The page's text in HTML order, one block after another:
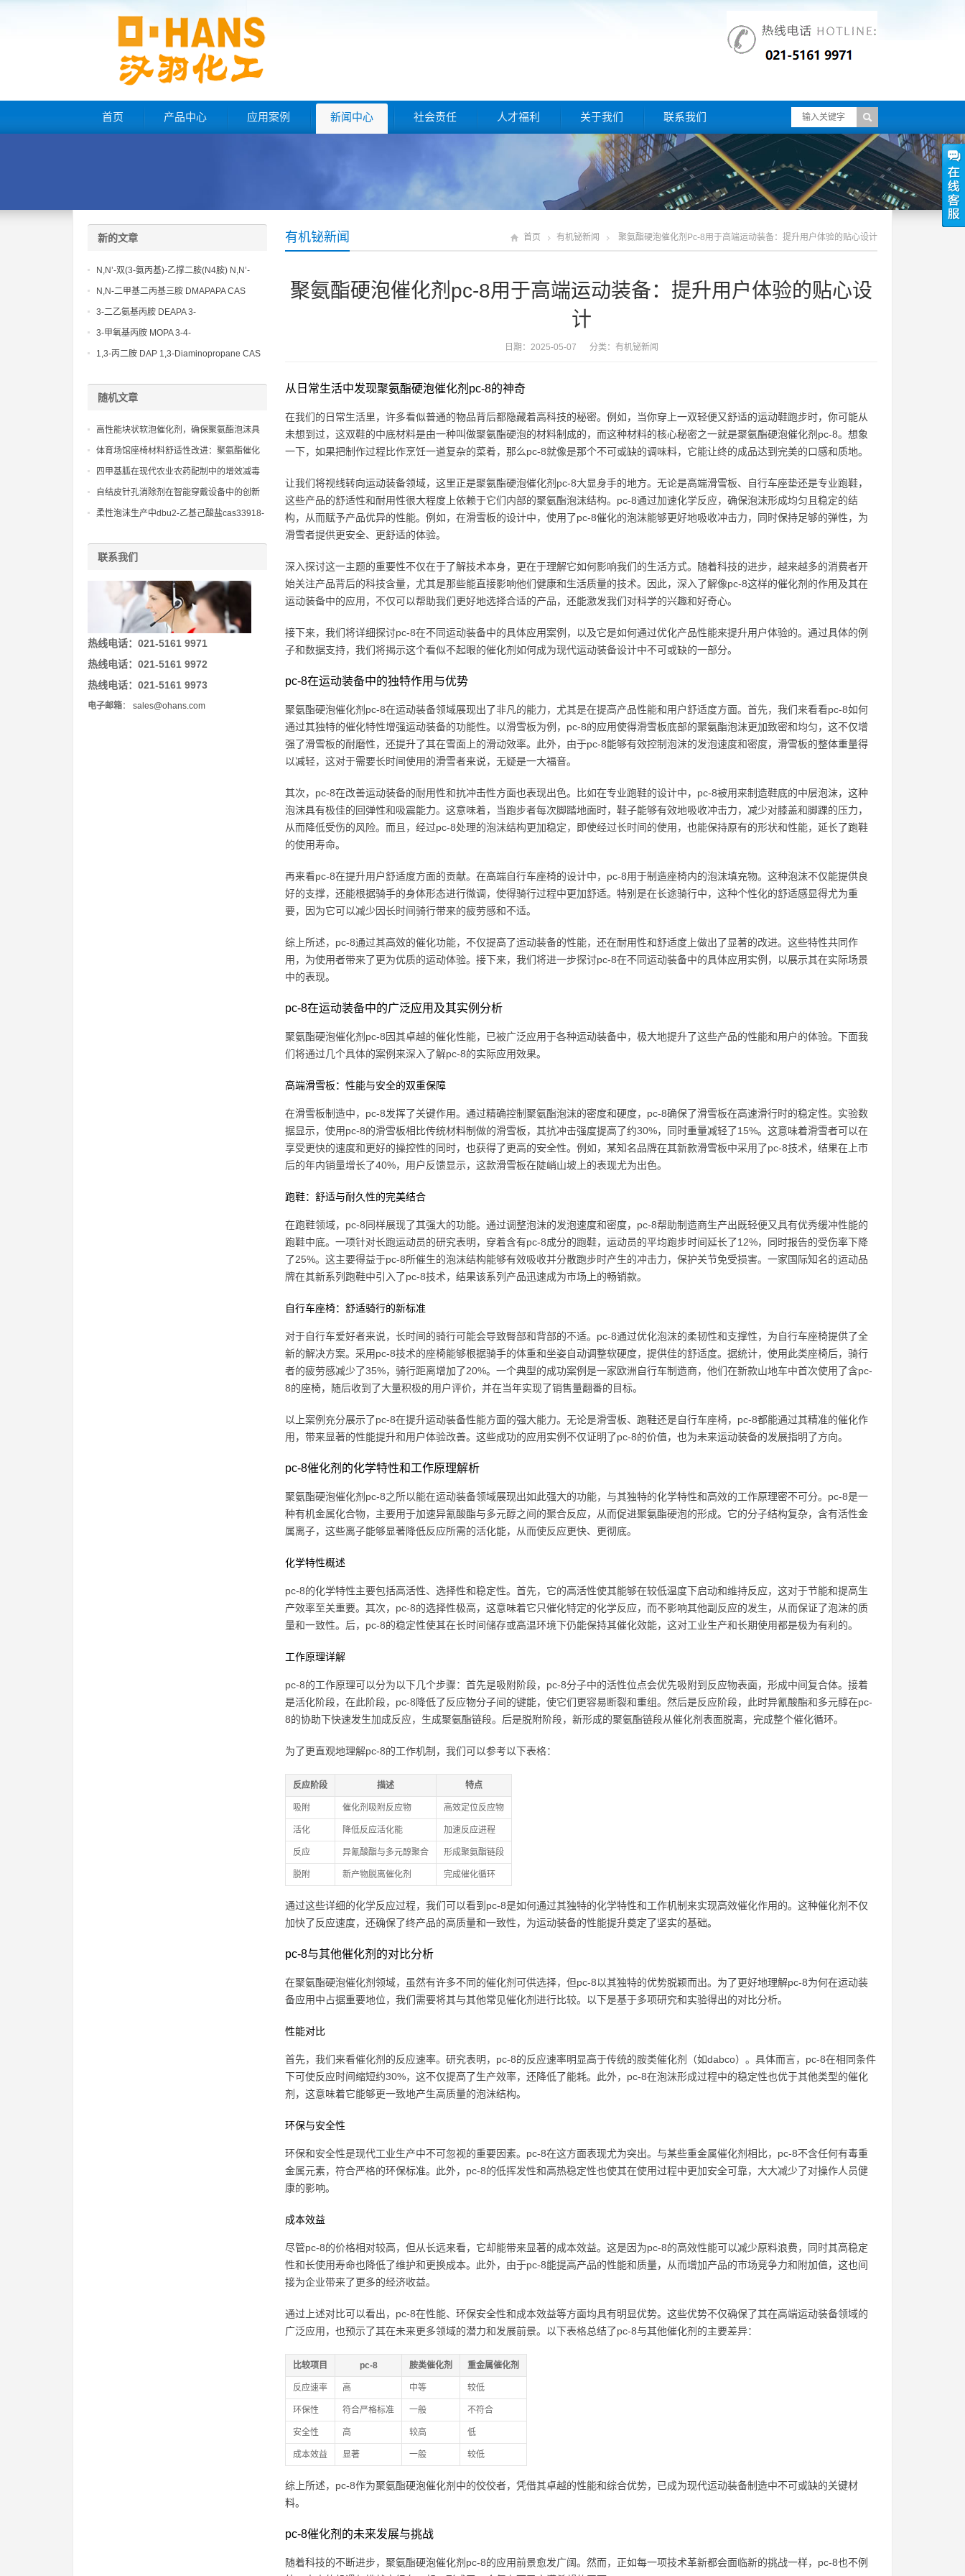
首页 产品中心 应用案例 新闻中心 社会责任 人才福利 关于我们 联系我们
有机铋新闻 首页 有机铋新闻 聚氨酯硬泡催化剂pc-8用于高端运动装备：提升用户体验的贴心设计
聚氨酯硬泡催化剂pc-8用于高端运动装备：提升用户体验的贴心设
计
日期：2025-05-07 分类： 有机铋新闻
从日常生活中发现聚氨酯硬泡催化剂pc-8的神奇
在我们的日常生活里，许多看似普通的物品背后都隐藏着高科技的秘密。例如，当你穿上一双轻便又舒适的运动鞋跑步时，你可能从
未想到过，这双鞋的中底材料是由一种叫做聚氨酯硬泡的材料制成的，而这种材料的核心秘密之一就是聚氨酯硬泡催化剂pc-8。想象
一下，如果把制作过程比作烹饪一道复杂的菜肴，那么pc-8就像是那个不可或缺的调味料，它能让终的成品达到完美的口感和质地。
让我们将视线转向运动装备领域，这里正是聚氨酯硬泡催化剂pc-8大显身手的地方。无论是高端滑雪板、自行车座垫还是专业跑鞋，
这些产品的舒适性和耐用性很大程度上依赖于它们内部的聚氨酯泡沫结构。pc-8通过加速化学反应，确保泡沫形成均匀且稳定的结
构，从而赋予产品优异的性能。例如，在滑雪板的设计中，使用了pc-8催化的泡沫能够更好地吸收冲击力，同时保持足够的弹性，为
滑雪者提供更安全、更舒适的体验。
深入探讨这一主题的重要性不仅在于了解技术本身，更在于理解它如何影响我们的生活方式。随着科技的进步，越来越多的消费者开
始关注产品背后的科技含量，尤其是那些能直接影响他们健康和生活质量的技术。因此，深入了解像pc-8这样的催化剂的作用及其在
运动装备中的应用，不仅可以帮助我们更好地选择合适的产品，还能激发我们对科学的兴趣和好奇心。
接下来，我们将详细探讨pc-8在不同运动装备中的具体应用案例，以及它是如何通过优化产品性能来提升用户体验的。通过具体的例
子和数据支持，我们将揭示这个看似不起眼的催化剂如何成为现代运动装备设计中不可或缺的一部分。
pc-8在运动装备中的独特作用与优势
聚氨酯硬泡催化剂pc-8在运动装备领域展现出了非凡的能力，尤其是在提高产品性能和用户舒适度方面。首先，我们来看看pc-8如何
通过其独特的催化特性增强运动装备的功能性。以滑雪板为例，pc-8的应用使得滑雪板底部的聚氨酯泡沫更加致密和均匀，这不仅增
强了滑雪板的耐磨性，还提升了其在雪面上的滑动效率。此外，由于pc-8能够有效控制泡沫的发泡速度和密度，滑雪板的整体重量得
以减轻，这对于需要长时间使用的滑雪者来说，无疑是一大福音。
其次，pc-8在改善运动装备的耐用性和抗冲击性方面也表现出色。比如在专业跑鞋的设计中，pc-8被用来制造鞋底的中层泡沫，这种
泡沫具有极佳的回弹性和吸震能力。这意味着，当跑步者每次脚踏地面时，鞋子能够有效地吸收冲击力，减少对膝盖和脚踝的压力，
从而降低受伤的风险。而且，经过pc-8处理的泡沫结构更加稳定，即使经过长时间的使用，也能保持原有的形状和性能，延长了跑鞋
的使用寿命。
再来看pc-8在提升用户舒适度方面的贡献。在高端自行车座椅的设计中，pc-8用于制造座椅内的泡沫填充物。这种泡沫不仅能提供良
好的支撑，还能根据骑手的身体形态进行微调，使得骑行过程中更加舒适。特别是在长途骑行中，这种个性化的舒适感显得尤为重
要，因为它可以减少因长时间骑行带来的疲劳感和不适。
综上所述，pc-8通过其高效的催化功能，不仅提高了运动装备的性能，还在耐用性和舒适度上做出了显著的改进。这些特性共同作
用，为使用者带来了更为优质的运动体验。接下来，我们将进一步探讨pc-8在不同运动装备中的具体应用实例，以展示其在实际场景
中的表现。
pc-8在运动装备中的广泛应用及其实例分析
聚氨酯硬泡催化剂pc-8因其卓越的催化性能，已被广泛应用于各种运动装备中，极大地提升了这些产品的性能和用户的体验。下面我
们将通过几个具体的案例来深入了解pc-8的实际应用效果。
高端滑雪板：性能与安全的双重保障
在滑雪板制造中，pc-8发挥了关键作用。通过精确控制聚氨酯泡沫的密度和硬度，pc-8确保了滑雪板在高速滑行时的稳定性。实验数
据显示，使用pc-8的滑雪板相比传统材料制做的滑雪板，其抗冲击强度提高了约30%，同时重量减轻了15%。这意味着滑雪者可以在
享受更快的速度和更好的操控性的同时，也获得了更高的安全性。例如，某知名品牌在其新款滑雪板中采用了pc-8技术，结果在上市
后的年内销量增长了40%，用户反馈显示，这款滑雪板在陡峭山坡上的表现尤为出色。
跑鞋：舒适与耐久性的完美结合
在跑鞋领域，pc-8同样展现了其强大的功能。通过调整泡沫的发泡速度和密度，pc-8帮助制造商生产出既轻便又具有优秀缓冲性能的
跑鞋中底。一项针对长跑运动员的研究表明，穿着含有pc-8成分的跑鞋，运动员的平均跑步时间延长了12%，同时报告的受伤率下降
了25%。这主要得益于pc-8所催生的泡沫结构能够有效吸收并分散跑步时产生的冲击力，保护关节免受损害。一家国际知名的运动品
牌在其新系列跑鞋中引入了pc-8技术，结果该系列产品迅速成为市场上的畅销款。
自行车座椅：舒适骑行的新标准
对于自行车爱好者来说，长时间的骑行可能会导致臀部和背部的不适。pc-8通过优化泡沫的柔韧性和支撑性，为自行车座椅提供了全
新的解决方案。采用pc-8技术的座椅能够根据骑手的体重和坐姿自动调整软硬度，提供佳的舒适度。据统计，使用此类座椅后，骑行
者的疲劳感减少了35%，骑行距离增加了20%。一个典型的成功案例是一家欧洲自行车制造商，他们在新款山地车中首次使用了含pc-
8的座椅，随后收到了大量积极的用户评价，并在当年实现了销售量翻番的目标。
以上案例充分展示了pc-8在提升运动装备性能方面的强大能力。无论是滑雪板、跑鞋还是自行车座椅，pc-8都能通过其精准的催化作
用，带来显著的性能提升和用户体验改善。这些成功的应用实例不仅证明了pc-8的价值，也为未来运动装备的发展指明了方向。
pc-8催化剂的化学特性和工作原理解析
聚氨酯硬泡催化剂pc-8之所以能在运动装备领域展现出如此强大的功能，与其独特的化学特性和高效的工作原理密不可分。pc-8是一
种有机金属化合物，主要用于加速异氰酸酯与多元醇之间的聚合反应，从而促进聚氨酯硬泡的形成。它的分子结构复杂，含有活性金
属离子，这些离子能够显著降低反应所需的活化能，从而使反应更快、更彻底。
化学特性概述
pc-8的化学特性主要包括高活性、选择性和稳定性。首先，它的高活性使其能够在较低温度下启动和维持反应，这对于节能和提高生
产效率至关重要。其次，pc-8的选择性极高，这意味着它只催化特定的化学反应，而不影响其他副反应的发生，从而保证了泡沫的质
量和一致性。后，pc-8的稳定性使其在长时间储存或高温环境下仍能保持其催化效能，这对工业生产和长期使用都是极为有利的。
工作原理详解
pc-8的工作原理可以分为以下几个步骤：首先是吸附阶段，pc-8分子中的活性位点会优先吸附到反应物表面，形成中间复合体。接着
是活化阶段，在此阶段，pc-8降低了反应物分子间的键能，使它们更容易断裂和重组。然后是反应阶段，此时异氰酸酯和多元醇在pc-
8的协助下快速发生加成反应，生成聚氨酯链段。后是脱附阶段，新形成的聚氨酯链段从催化剂表面脱离，完成整个催化循环。
为了更直观地理解pc-8的工作机制，我们可以参考以下表格：
反应阶段 描述 特点
吸附 催化剂吸附反应物 高效定位反应物
活化 降低反应活化能 加速反应进程
反应 异氰酸酯与多元醇聚合 形成聚氨酯链段
脱附 新产物脱离催化剂 完成催化循环
通过这些详细的化学反应过程，我们可以看到pc-8是如何通过其独特的化学特性和工作机制来实现高效催化作用的。这种催化剂不仅
加快了反应速度，还确保了终产品的高质量和一致性，为运动装备的性能提升奠定了坚实的基础。
pc-8与其他催化剂的对比分析
在聚氨酯硬泡催化剂领域，虽然有许多不同的催化剂可供选择，但pc-8以其独特的优势脱颖而出。为了更好地理解pc-8为何在运动装
备应用中占据重要地位，我们需要将其与其他常见催化剂进行比较。以下是基于多项研究和实验得出的对比分析。
性能对比
首先，我们来看催化剂的反应速率。研究表明，pc-8的反应速率明显高于传统的胺类催化剂（如dabco）。具体而言，pc-8在相同条件
下可使反应时间缩短约30%，这不仅提高了生产效率，还降低了能耗。此外，pc-8在泡沫形成过程中的稳定性也优于其他类型的催化
剂，这意味着它能够更一致地产生高质量的泡沫结构。
环保与安全性
环保和安全性是现代工业生产中不可忽视的重要因素。pc-8在这方面表现尤为突出。与某些重金属催化剂相比，pc-8不含任何有毒重
金属元素，符合严格的环保标准。此外，pc-8的低挥发性和高热稳定性也使其在使用过程中更加安全可靠，大大减少了对操作人员健
康的影响。
成本效益
尽管pc-8的价格相对较高，但从长远来看，它却能带来显著的成本效益。这是因为pc-8的高效性能可以减少原料浪费，同时其高稳定
性和长使用寿命也降低了维护和更换成本。此外，由于pc-8能提高产品的性能和质量，从而增加产品的市场竞争力和附加值，这也间
接为企业带来了更多的经济收益。
通过上述对比可以看出，pc-8在性能、环保安全性和成本效益等方面均具有明显优势。这些优势不仅确保了其在高端运动装备领域的
广泛应用，也预示了其在未来更多领域的潜力和发展前景。以下表格总结了pc-8与其他催化剂的主要差异：
比较项目 pc-8 胺类催化剂 重金属催化剂
反应速率 高 中等 较低
环保性 符合严格标准 一般 不符合
安全性 高 较高 低
成本效益 显著 一般 较低
综上所述，pc-8作为聚氨酯硬泡催化剂中的佼佼者，凭借其卓越的性能和综合优势，已成为现代运动装备制造中不可或缺的关键材
料。
pc-8催化剂的未来发展与挑战
随着科技的不断进步，聚氨酯硬泡催化剂pc-8的应用前景愈发广阔。然而，正如每一项技术革新都会面临新的挑战一样，pc-8也不例
新的文章
N,N’-双(3-氨丙基)-乙撑二胺(N4胺) N,N’-
Bis(3-aminopropyl)-ethylenediamine CAS
No10563-26-5
N,N-二甲基二丙基三胺 DMAPAPA CAS
No10563-29-8
3-二乙氨基丙胺 DEAPA 3-
(Diethylamino)propylamine CAS No 104-
3-甲氧基丙胺 MOPA 3-4-
Methoxypropylamine CAS No 5332-73-0
1,3-丙二胺 DAP 1,3-Diaminopropane CAS
随机文章
高性能块状软泡催化剂，确保聚氨酯泡沫具
有均匀且开放的泡孔结构
体育场馆座椅材料舒适性改进：聚氨酯催化
剂 新癸酸锌在高弹性材料中的应用
四甲基胍在现代农业农药配制中的增效减毒
作用机理研究
自结皮针孔消除剂在智能穿戴设备中的创新
应用：健康监测与时尚设计的无缝对接
柔性泡沫生产中dbu2-乙基己酸盐cas33918-
联系我们
热线电话：021-5161 9971
热线电话：021-5161 9972
热线电话：021-5161 9973
电子邮箱： sales@ohans.com